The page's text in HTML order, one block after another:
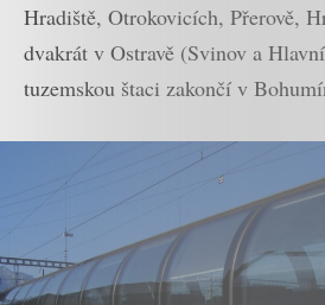
Hradiště, Otrokovicích, Přerově,
dvakrát v Ostravě (Svinov a
tuzemskou štaci zakončí v